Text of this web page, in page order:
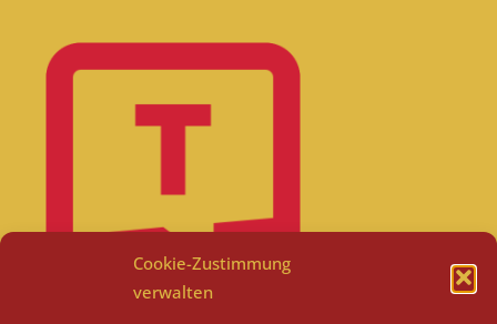
Cookie-Zustimmung
verwalten